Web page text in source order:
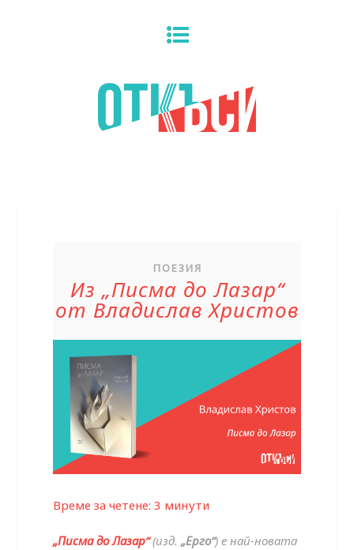
ПОЕЗИЯ
Из „Писма до Лазар“
от Владислав Христов
Време за четене:3 минути
„Писма до Лазар“ (изд.„Ерго“) е най-новата